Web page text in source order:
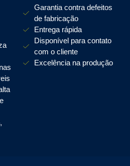
Garantia contra defeitos
de fabricação
Entrega rápida
Disponível para contato
com o cliente
Excelência na produção